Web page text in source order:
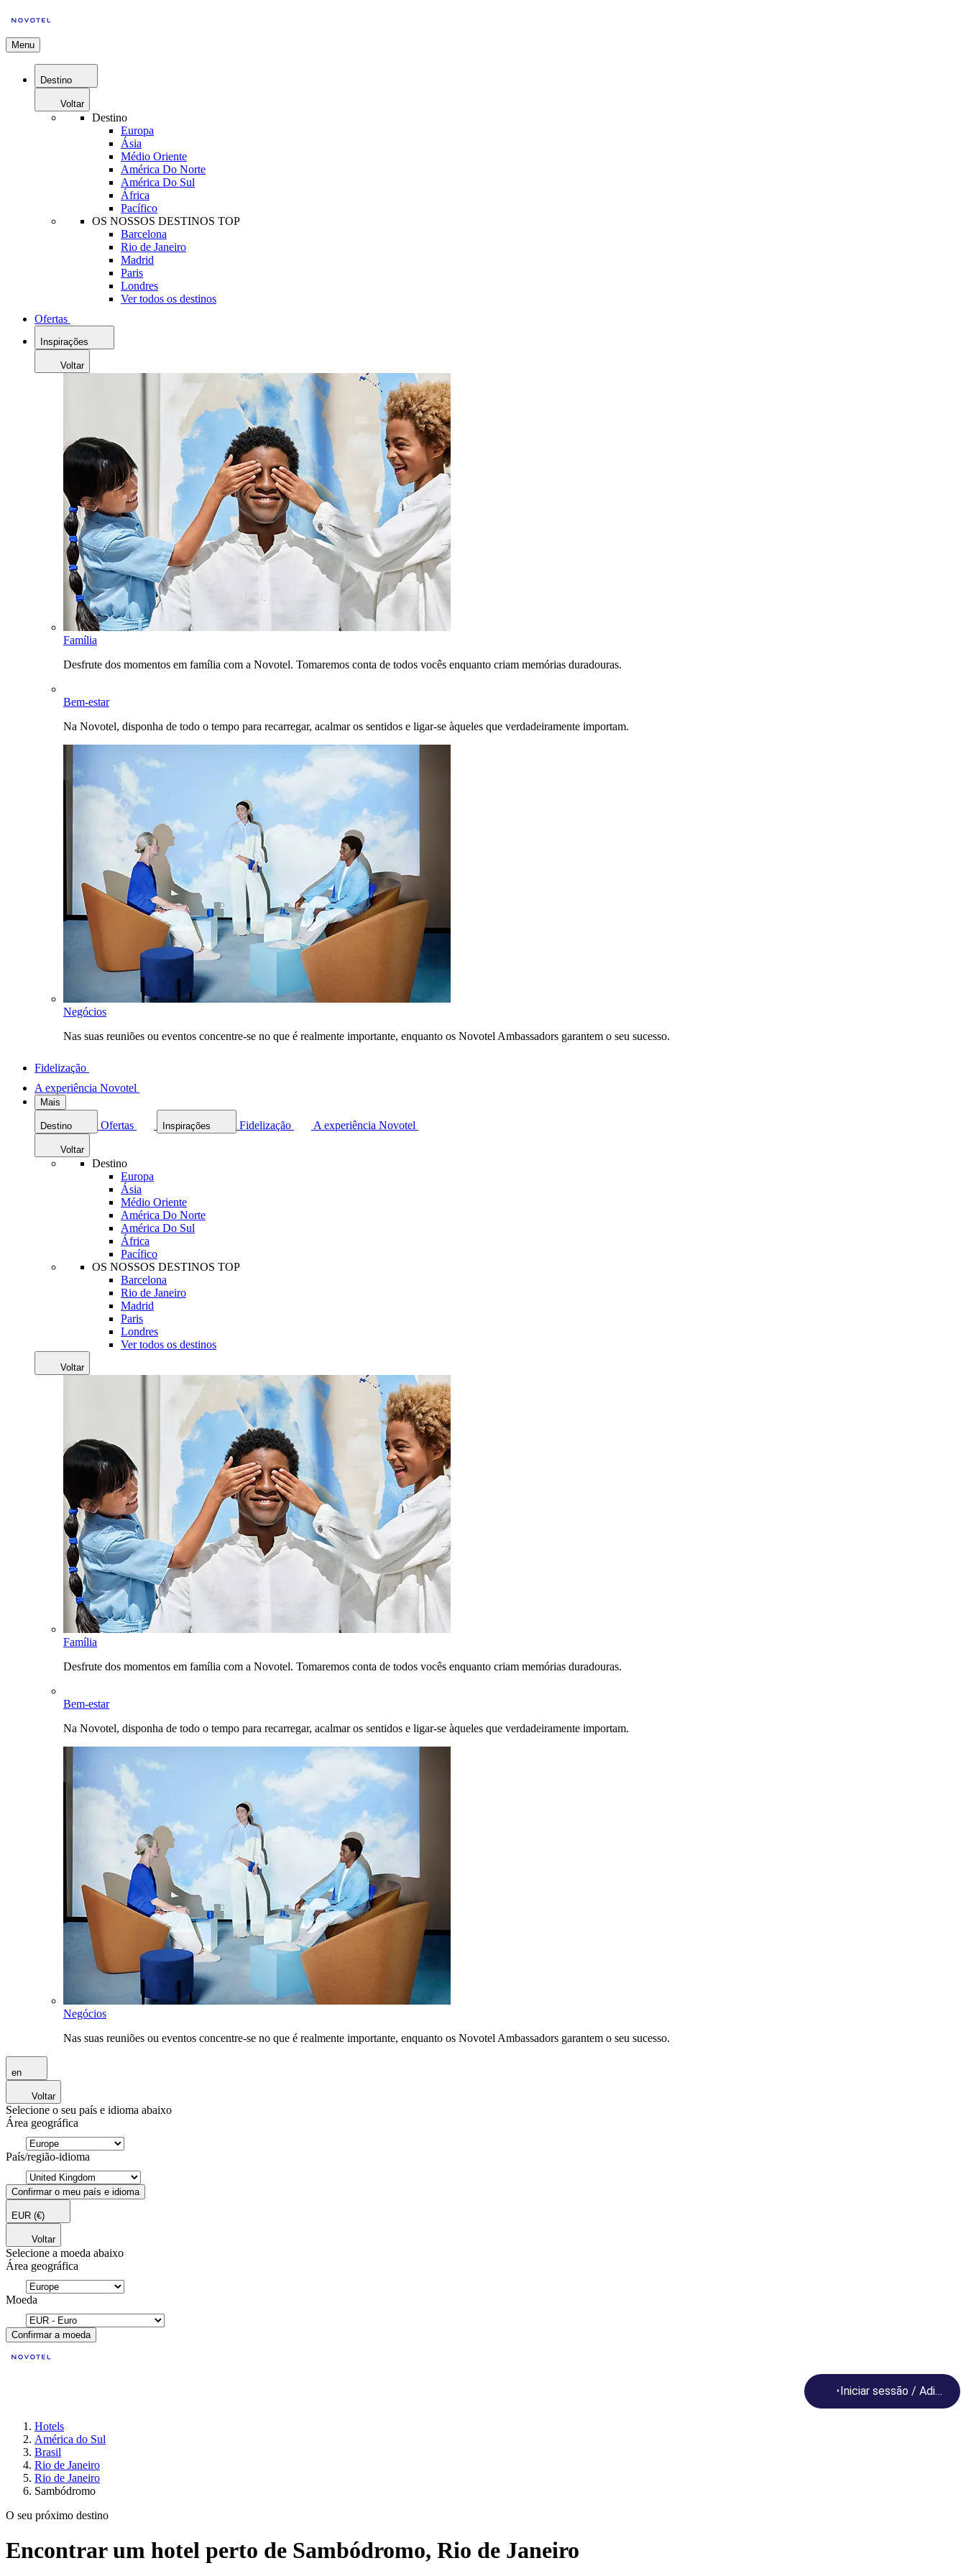
Menu
Destino
Voltar
Destino
Europa
Ásia
Médio Oriente
América Do Norte
América Do Sul
África
Pacífico
OS NOSSOS DESTINOS TOP
Barcelona
Rio de Janeiro
Madrid
Paris
Londres
Ver todos os destinos
Ofertas
Inspirações
Voltar
Família
Desfrute dos momentos em família com a Novotel. Tomaremos conta de todos vocês enquanto criam memórias duradouras.
Bem-estar
Na Novotel, disponha de todo o tempo para recarregar, acalmar os sentidos e ligar-se àqueles que verdadeiramente importam.
Negócios
Nas suas reuniões ou eventos concentre-se no que é realmente importante, enquanto os Novotel Ambassadors garantem o seu sucesso.
Fidelização
A experiência Novotel
Mais
Destino Ofertas Inspirações Fidelização A experiência Novotel
Voltar
Destino
Europa
Ásia
Médio Oriente
América Do Norte
América Do Sul
África
Pacífico
OS NOSSOS DESTINOS TOP
Barcelona
Rio de Janeiro
Madrid
Paris
Londres
Ver todos os destinos
Voltar
Família
Desfrute dos momentos em família com a Novotel. Tomaremos conta de todos vocês enquanto criam memórias duradouras.
Bem-estar
Na Novotel, disponha de todo o tempo para recarregar, acalmar os sentidos e ligar-se àqueles que verdadeiramente importam.
Negócios
Nas suas reuniões ou eventos concentre-se no que é realmente importante, enquanto os Novotel Ambassadors garantem o seu sucesso.
en
Voltar
Selecione o seu país e idioma abaixo
Área geográfica
País/região-idioma
Confirmar o meu país e idioma
EUR (€)
Voltar
Selecione a moeda abaixo
Área geográfica
Moeda
Confirmar a moeda
Loading...
Iniciar sessão / Adira
Hotels
América do Sul
Brasil
Rio de Janeiro
Rio de Janeiro
Sambódromo
O seu próximo destino
Encontrar um hotel perto de Sambódromo, Rio de Janeiro